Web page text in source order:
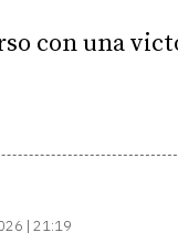
con una
| 21:19